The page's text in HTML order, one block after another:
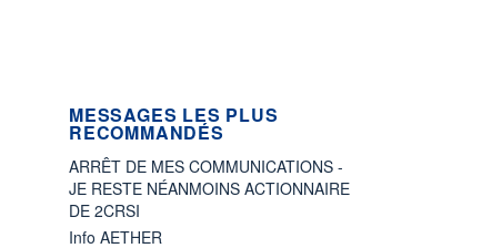
MESSAGES LES PLUS
RECOMMANDÉS
ARRÊT DE MES COMMUNICATIONS -
JE RESTE NÉANMOINS ACTIONNAIRE
DE 2CRSI
Info AETHER